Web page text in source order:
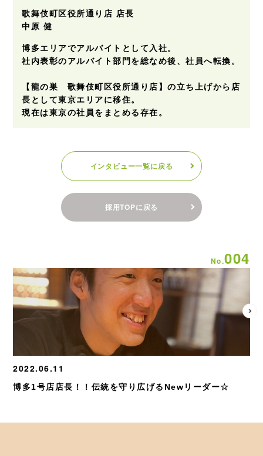
歌舞伎町区役所通り店 店長
中原 健
博多エリアでアルバイトとして入社。
社内表彰のアルバイト部門を総なめ後、社員へ転換。
【龍の巣 歌舞伎町区役所通り店】の立ち上げから店
長として東京エリアに移住。
現在は東京の社員をまとめる存在。
採用TOPに戻る
インタビュー一覧に戻る
No.004
2022.06.11
博多1号店店長！！伝統を守り広げるNewリーダー☆